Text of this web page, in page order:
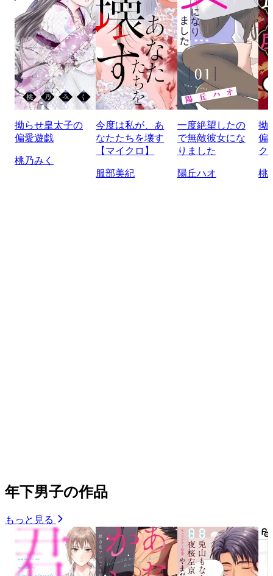
拗らせ皇太子の
偏愛遊戯
桃乃みく
今度は私が、あ
なたたちを壊す
【マイクロ】
服部美紀
一度絶望したの
で無敵彼女にな
りました
陽丘ハオ
拗
偏
ク
桃
年下男子の作品
もっと見る